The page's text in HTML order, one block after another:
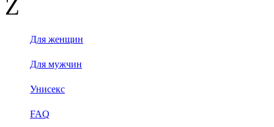
Z
Для женщин
Для мужчин
Унисекс
FAQ